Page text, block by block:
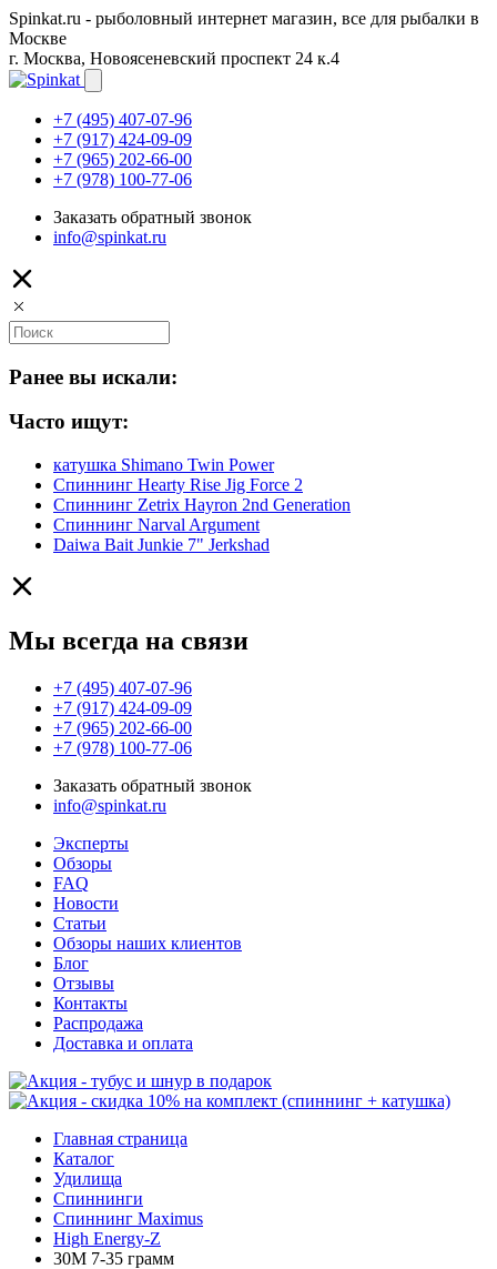
Spinkat.ru - рыболовный интернет магазин, все для рыбалки в
Москве
г. Москва, Новоясеневский проспект 24 к.4
+7 (495) 407-07-96
+7 (917) 424-09-09
+7 (965) 202-66-00
+7 (978) 100-77-06
Заказать обратный звонок
info@spinkat.ru
Ранее вы искали:
Часто ищут:
катушка Shimano Twin Power
Спиннинг Hearty Rise Jig Force 2
Спиннинг Zetrix Hayron 2nd Generation
Спиннинг Narval Argument
Daiwa Bait Junkie 7" Jerkshad
Мы всегда на связи
+7 (495) 407-07-96
+7 (917) 424-09-09
+7 (965) 202-66-00
+7 (978) 100-77-06
Заказать обратный звонок
info@spinkat.ru
Эксперты
Обзоры
FAQ
Новости
Статьи
Обзоры наших клиентов
Блог
Отзывы
Контакты
Распродажа
Доставка и оплата
Главная страница
Каталог
Удилища
Спиннинги
Спиннинг Maximus
High Energy-Z
30M 7-35 грамм